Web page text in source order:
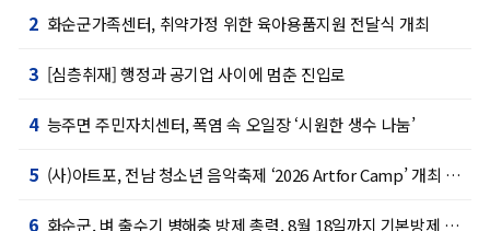
2 화순군가족센터, 취약가정 위한 육아용품지원 전달식 개최
3 [심층취재] 행정과 공기업 사이에 멈춘 진입로
4 능주면 주민자치센터, 폭염 속 오일장 ‘시원한 생수 나눔’
5 (사)아트포, 전남 청소년 음악축제 ‘2026 Artfor Camp’ 개최 예정
6 화순군, 벼 출수기 병해충 방제 총력, 8월 18일까지 기본방제 기간 운영